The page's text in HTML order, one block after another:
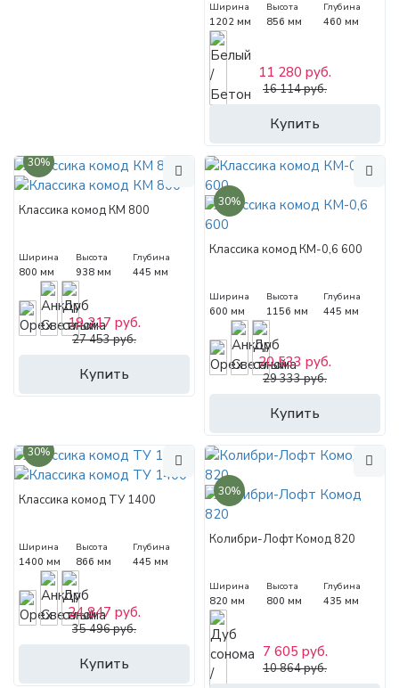
Ширина
1202 мм
Высота
856 мм
Глубина
460 мм
Купить
11 280 руб.
16 114 руб.
30%
Классика комод КМ 800
Ширина
800 мм
Высота
938 мм
Глубина
445 мм
Купить
19 217 руб.
27 453 руб.
30%
Классика комод КМ-0,6 600
Ширина
600 мм
Высота
1156 мм
Глубина
445 мм
Купить
20 533 руб.
29 333 руб.
30%
Классика комод ТУ 1400
Ширина
1400 мм
Высота
866 мм
Глубина
445 мм
Купить
24 847 руб.
35 496 руб.
30%
Колибри-Лофт Комод 820
Ширина
820 мм
Высота
800 мм
Глубина
435 мм
7 605 руб.
10 864 руб.